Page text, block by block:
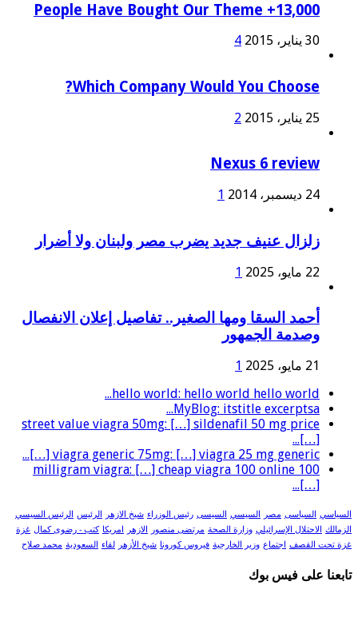
13,000+ People Have Bought Our Theme
30 يناير، 2015 4
Which Company Would You Choose?
25 يناير، 2015 2
Nexus 6 review
24 ديسمبر، 2014 1
زلزال عنيف جديد يضرب مصر ولبنان ولا أضرار
22 مايو، 2025 1
أحمد السقا ومها الصغير.. تفاصيل إعلان الانفصال
وصدمة الجمهور
21 مايو، 2025
1
hello world: hello world hello world...
MyBlog: itstitle excerptsa...
street value viagra 50mg: […] sildenafil 50 mg price
[…]...
viagra generic 75mg: […] viagra 25 mg generic […]...
100 milligram viagra: […] cheap viagra 100 online
[…]...
السياسي السياسى مصر السيسي السيسى رئيس الوزراء شيخ الازهر الرئيس الرئيس السيسي
الزمالك الاحتلال الإسرائيلي وزارة الصحة مرتضى منصور الازهر امريكا كتب - رضوى كمال غزة
غزة تحت القصف اجتماع وزير الخارجية فيروس كورونا شيخ الأزهر لقاء السعودية محمد صلاح
تابعنا على فيس بوك